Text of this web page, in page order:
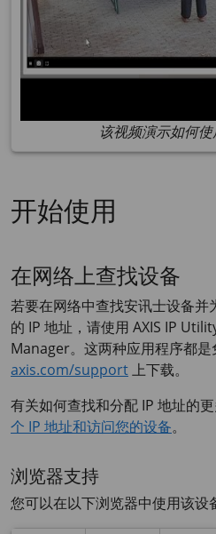
该视频演示如何使
开始使用
在网络上查找设备
若要在网络中查找安讯士设备
的 IP 地址，请使用 AXIS IP
Manager。这两种应用程序都是
axis.com/support上下载。
有关如何查找和分配 IP 地址的
个 IP 地址和访问您的设备。
浏览器支持
您可以在以下浏览器中使用该设